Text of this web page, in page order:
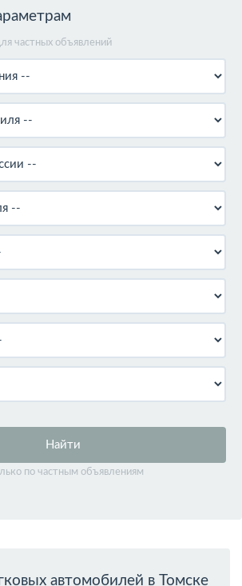
частных объявлений
Найти
по частным объявлениям
автомобилей в Томске